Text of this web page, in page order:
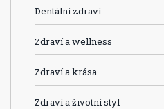
Dentální zdraví
Zdraví a wellness
Zdraví a krása
Zdraví a životní styl